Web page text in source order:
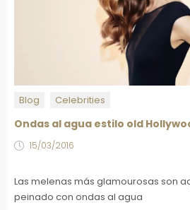
Blog Celebrities
Ondas al agua estilo old
15/03/2016
Las melenas más glamourosas son
peinado con ondas al agua